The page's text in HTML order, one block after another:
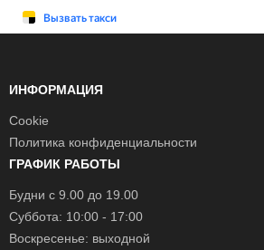
ИНФОРМАЦИЯ
Cookie
Политика конфиденциальности
ГРАФИК РАБОТЫ
Будни с 9.00 до 19.00
Суббота: 10:00 - 17:00
Воскресенье: выходной